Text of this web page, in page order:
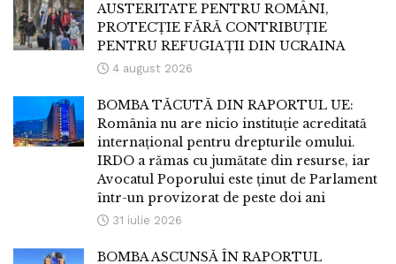
AUSTERITATE PENTRU ROMÂNI,
PROTECȚIE FĂRĂ CONTRIBUȚIE
PENTRU REFUGIAȚII DIN UCRAINA
4 august 2026
BOMBA TĂCUTĂ DIN RAPORTUL UE:
România nu are nicio instituție acreditată
internațional pentru drepturile omului.
IRDO a rămas cu jumătate din resurse, iar
Avocatul Poporului este ținut de Parlament
într-un provizorat de peste doi ani
31 iulie 2026
BOMBA ASCUNSĂ ÎN RAPORTUL